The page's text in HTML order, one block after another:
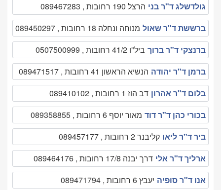
גולדשלג ד"ר בני הרצל 190 רחובות , 089467283
ברששת ד"ר שאול מנוחה ונחלה 18 רחובות , 089450297
ברנצקי ד"ר ברוך ביל"ו 41/2 רחובות , 0507500999
ברמן ד"ר יהודה הנשיא הראשון 41 רחובות , 089471517
בלום ד"ר אהרון דב הוז 1 רחובות , 089410102
בכורי כהן ד"ר דוד מאור יוסף 6 רחובות , 089358855
ביר ד"ר ליאו קליבנר 2 רחובות , 089457177
ארליך ד"ר אלי דרך יבנה 17/8 רחובות , 089464176
אנו ד"ר סופיה יעבץ 6 רחובות , 089471794